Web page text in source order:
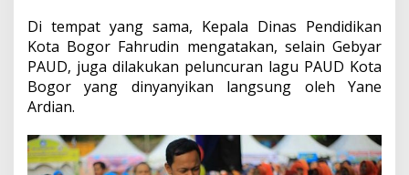
Di tempat yang sama, Kepala Dinas Pendidikan
Kota Bogor Fahrudin mengatakan, selain Gebyar
PAUD, juga dilakukan peluncuran lagu PAUD Kota
Bogor yang dinyanyikan langsung oleh Yane
Ardian.